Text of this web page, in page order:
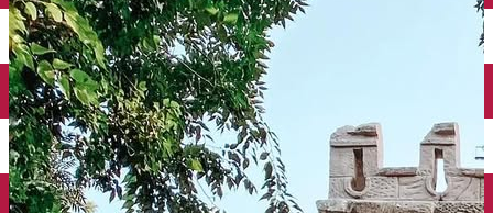
Închirieri auto
Închirieri biciclete
Taxi
Încărcare vehicule electrice